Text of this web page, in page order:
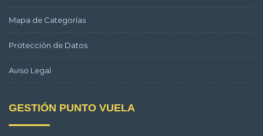
Mapa de Categorías
Protección de Datos
Aviso Legal
GESTIÓN PUNTO VUELA